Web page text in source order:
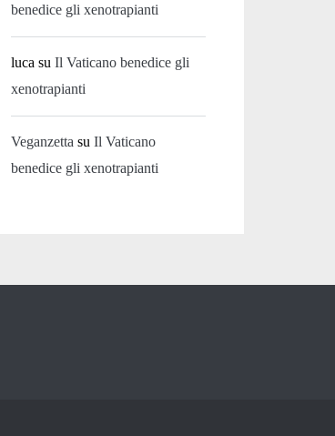
benedice gli xenotrapianti
luca suIl Vaticano benedice gli
xenotrapianti
Veganzetta suIl Vaticano
benedice gli xenotrapianti